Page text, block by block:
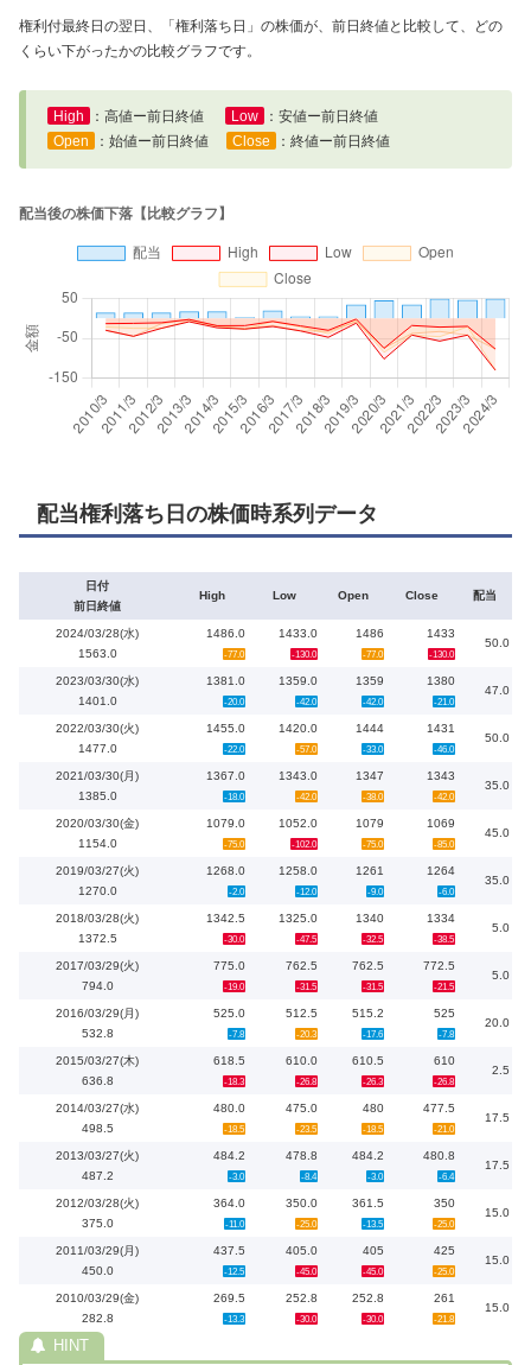
権利付最終日の翌日、「権利落ち日」の株価が、前日終値と比較して、どの
くらい下がったかの比較グラフです。
High ：高値ー前日終値 Low
：安値ー前日終値
Open
：始値ー前日終値 Close ：終値ー前日終値
配当権利落ち日の株価時系列データ
日付
前日終値
High Low Open Close 配当
2024/03/28(水)
1563.0
1486.0
-77.0
1433.0
-130.0
1486
-77.0
1433
-130.0
50.0
2023/03/30(水)
1401.0
1381.0
-20.0
1359.0
-42.0
1359
-42.0
1380
-21.0
47.0
2022/03/30(火)
1477.0
1455.0
-22.0
1420.0
-57.0
1444
-33.0
1431
-46.0
50.0
2021/03/30(月)
1385.0
1367.0
-18.0
1343.0
-42.0
1347
-38.0
1343
-42.0
35.0
2020/03/30(金)
1154.0
1079.0
-75.0
1052.0
-102.0
1079
-75.0
1069
-85.0
45.0
2019/03/27(火)
1270.0
1268.0
-2.0
1258.0
-12.0
1261
-9.0
1264
-6.0
35.0
2018/03/28(火)
1372.5
1342.5
-30.0
1325.0
-47.5
1340
-32.5
1334
-38.5
5.0
2017/03/29(火)
794.0
775.0
-19.0
762.5
-31.5
762.5
-31.5
772.5
-21.5
5.0
2016/03/29(月)
532.8
525.0
-7.8
512.5
-20.3
515.2
-17.6
525
-7.8
20.0
2015/03/27(木)
636.8
618.5
-18.3
610.0
-26.8
610.5
-26.3
610
-26.8
2.5
2014/03/27(水)
498.5
480.0
-18.5
475.0
-23.5
480
-18.5
477.5
-21.0
17.5
2013/03/27(火)
487.2
484.2
-3.0
478.8
-8.4
484.2
-3.0
480.8
-6.4
17.5
2012/03/28(火)
375.0
364.0
-11.0
350.0
-25.0
361.5
-13.5
350
-25.0
15.0
2011/03/29(月)
450.0
437.5
-12.5
405.0
-45.0
405
-45.0
425
-25.0
15.0
2010/03/29(金)
282.8
269.5
-13.3
252.8
-30.0
252.8
-30.0
261
-21.8
15.0